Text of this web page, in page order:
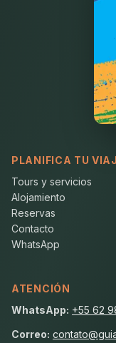
PLANIFICA TU
Tours y servicios
Alojamiento
Reservas
Contacto
WhatsApp
ATENCIÓN
WhatsApp: +55 62
Correo: